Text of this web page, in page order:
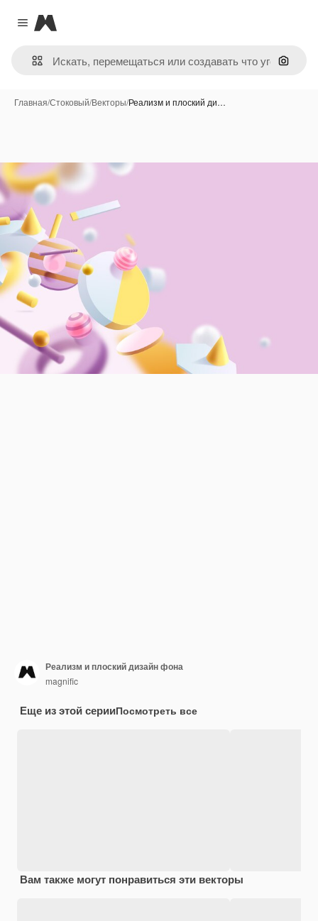
Close menu
Magnific
Поиск
Главная/Стоковый/Векторы/Реализм и плоский ди…
Реализм и плоский дизайн фона
magnific
Еще из этой серииПосмотреть все
Вам также могут понравиться эти векторы